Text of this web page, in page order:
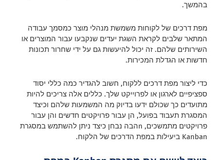
בהמשך.
מפת דרכים של לקוחות משמשת מנהלי מוצר כמסמך עבודה
המתאר שלבים לקראת השגת יעדים שנקבעו עבור המוצרים או
השירותים שלהם.זה יכול להיעשות גם על ידי שחרור תכונות
חדשות או הגדלת המכירות.
כדי ליצור מפת דרכים ללקוח, חשוב להגדיר כמה כללי יסוד
ספציפיים לארגון או לפרוייקט שלך. כללים אלה צריכים להיות
מתועדים כך שכולם ידעו בדיוק מה המשמעות שלהם וכיצד
המסגרת תעבוד בפועל, הן עבור פרויקטים חדשים והן עבור
פרויקטים מתמשכים, n
הבה נבחן כיצד ניתן להשתמש במסגרת
Kanban ביעילות במפת הדרכים של הלקוח.